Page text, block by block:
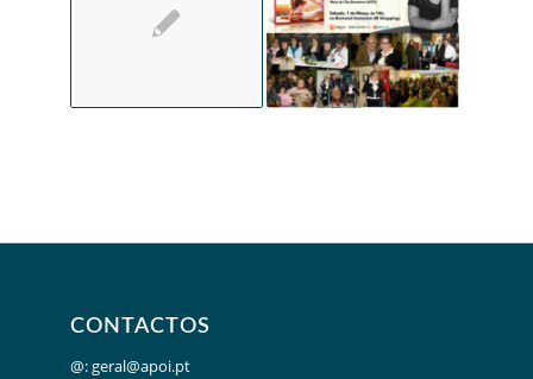
CONTACTOS
@:geral@apoi.pt